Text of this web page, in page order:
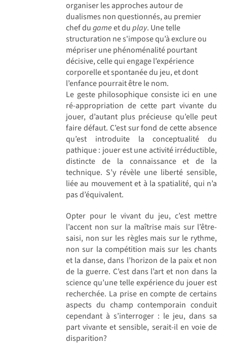
organiser les approches autour de
dualismes non questionnés, au premier
chef dugameet duplay. Une telle
structuration ne s'impose qu’à exclure ou
mépriser une phénoménalité pourtant
décisive, celle qui engage l’expérience
corporelle et spontanée du jeu, et dont
l’enfance pourrait être le nom.
Le geste philosophique consiste ici en une
ré-appropriation de cette part vivante du
jouer, d’autant plus précieuse qu’elle peut
faire défaut. C’est sur fond de cette absence
qu’est introduite la conceptualité du
pathique : jouer est une activité irréductible,
distincte de la connaissance et de la
technique. S’y révèle une liberté sensible,
liée au mouvement et à la spatialité, qui n’a
pas d’équivalent.
Opter pour le vivant du jeu, c’est mettre
l’accent non sur la maîtrise mais sur l’être-
saisi, non sur les règles mais sur le rythme,
non sur la compétition mais sur les chants
et la danse, dans l’horizon de la paix et non
de la guerre. C’est dans l’art et non dans la
science qu’une telle expérience du jouer est
recherchée. La prise en compte de certains
aspects du champ contemporain conduit
cependant à s’interroger : le jeu, dans sa
part vivante et sensible, serait-il en voie de
disparition?